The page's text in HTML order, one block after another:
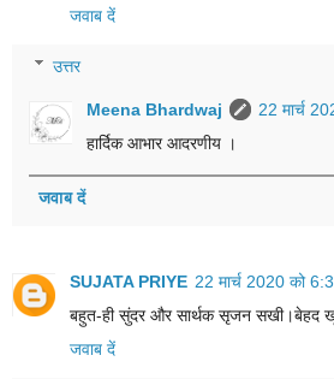
जवाब दें
उत्तर
Meena Bhardwaj
22 मार्च
हार्दिक आभार आदरणीय ।
जवाब दें
SUJATA PRIYE 22 मार्च 2020 को
बहुत-ही सुंदर और सार्थक सृजन सखी।बेहद
जवाब दें